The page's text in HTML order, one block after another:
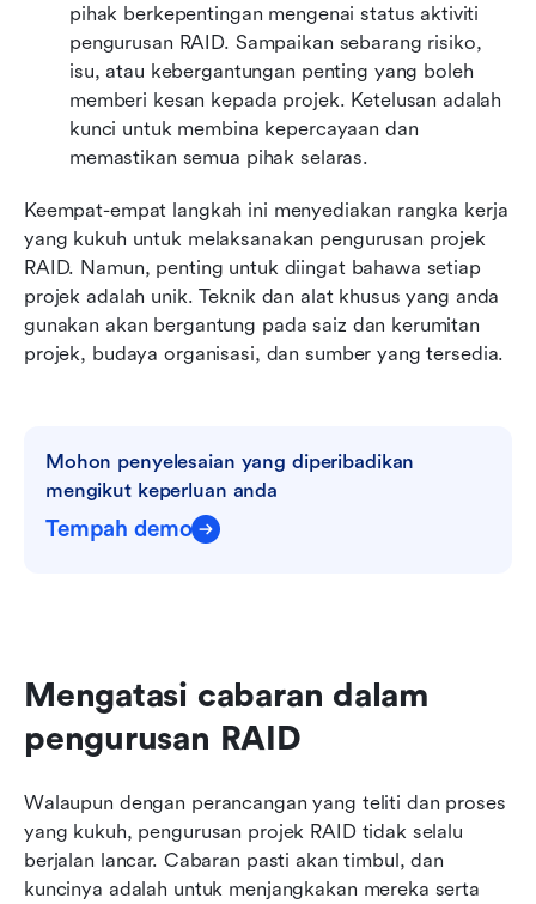
pihak berkepentingan mengenai status aktiviti
pengurusan RAID. Sampaikan sebarang risiko,
isu, atau kebergantungan penting yang boleh
memberi kesan kepada projek. Ketelusan adalah
kunci untuk membina kepercayaan dan
memastikan semua pihak selaras.
Keempat-empat langkah ini menyediakan rangka kerja
yang kukuh untuk melaksanakan pengurusan projek
RAID. Namun, penting untuk diingat bahawa setiap
projek adalah unik. Teknik dan alat khusus yang anda
gunakan akan bergantung pada saiz dan kerumitan
projek, budaya organisasi, dan sumber yang tersedia.
Mohon penyelesaian yang diperibadikan
mengikut keperluan anda
Tempah demo
Mengatasi cabaran dalam
pengurusan RAID
Walaupun dengan perancangan yang teliti dan proses
yang kukuh, pengurusan projek RAID tidak selalu
berjalan lancar. Cabaran pasti akan timbul, dan
kuncinya adalah untuk menjangkakan mereka serta